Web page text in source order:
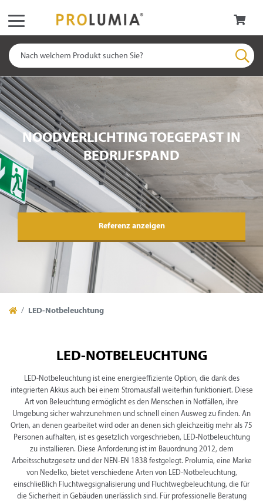
NOODVERLICHTING TOEGEPAST IN
BEDRIJFSPAND
Referenz anzeigen
LED-Notbeleuchtung
LED-NOTBELEUCHTUNG
LED-Notbeleuchtung ist eine energieeffiziente Option, die dank des
integrierten Akkus auch bei einem Stromausfall weiterhin funktioniert. Diese
Art von Beleuchtung ermöglicht es den Menschen in Notfällen, ihre
Umgebung sicher wahrzunehmen und schnell einen Ausweg zu finden. An
Orten, an denen gearbeitet wird oder an denen sich gleichzeitig mehr als 75
Personen aufhalten, ist es gesetzlich vorgeschrieben, LED-Notbeleuchtung
zu installieren. Diese Anforderung ist im Bauordnung 2012, dem
Arbeitsschutzgesetz und der NEN-EN 1838 festgelegt. Prolumia, eine Marke
von Nedelko, bietet verschiedene Arten von LED-Notbeleuchtung,
einschließlich Fluchtwegsignalisierung und Fluchtwegbeleuchtung, die für
die Sicherheit in Gebäuden unerlässlich sind. Für professionelle Beratung